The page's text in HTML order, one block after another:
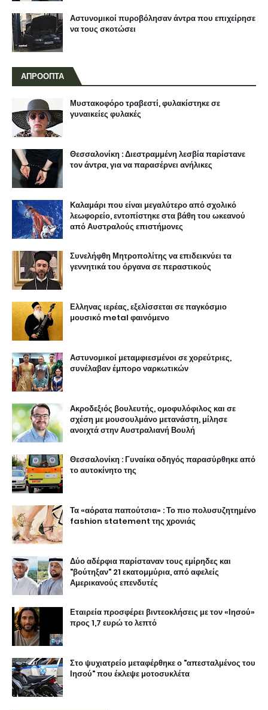
Αστυνομικοί πυροβόλησαν άντρα που επιχείρησε
να τους σκοτώσει
ΑΠΡΟΟΠΤΑ
Μυστακοφόρο τραβεστί, φυλακίστηκε σε
γυναικείες φυλακές
Θεσσαλονίκη : Διεστραμμένη λεσβία παρίστανε
τον άντρα, για να παρασέρνει ανήλικες
Καλαμάρι που είναι μεγαλύτερο από σχολικό
λεωφορείο, εντοπίστηκε στα βάθη του ωκεανού
από Αυστραλούς επιστήμονες
Συνελήφθη Μητροπολίτης να επιδεικνύει τα
γεννητικά του όργανα σε περαστικούς
Ελληνας ιερέας, εξελίσσεται σε παγκόσμιο
μουσικό metal φαινόμενο
Αστυνομικοί μεταμφιεσμένοι σε χορεύτριες,
συνέλαβαν έμπορο ναρκωτικών
Ακροδεξιός βουλευτής, ομοφυλόφιλος και σε
σχέση με μουσουλμάνο μετανάστη, μίλησε
ανοιχτά στην Αυστραλιανή Βουλή
Θεσσαλονίκη : Γυναίκα οδηγός παρασύρθηκε από
το αυτοκίνητο της
Τα «αόρατα παπούτσια» : Το πιο πολυσυζητημένο
fashion statement της χρονιάς
Δύο αδέρφια παρίσταναν τους εμίρηδες και
"βούτηξαν" 21 εκατομμύρια, από αφελείς
Αμερικανούς επενδυτές
Εταιρεία προσφέρει βιντεοκλήσεις με τον «Ιησού»
προς 1,7 ευρώ το λεπτό
Στο ψυχιατρείο μεταφέρθηκε ο "απεσταλμένος του
Ιησού" που έκλεψε μοτοσυκλέτα